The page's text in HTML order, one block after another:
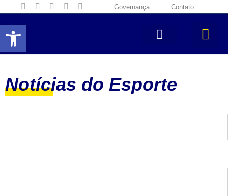
Abrir a barra de ferramentas
Governança Contato
Notícias do Esporte